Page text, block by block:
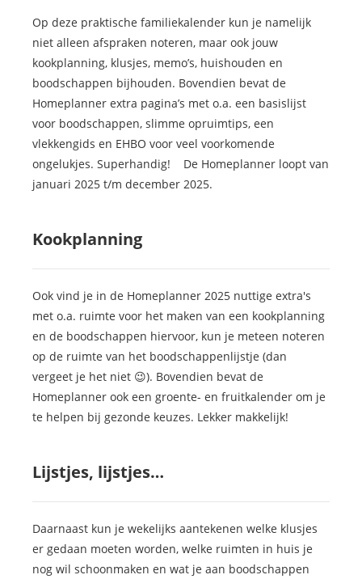
Op deze praktische familiekalender kun je namelijk
niet alleen afspraken noteren, maar ook jouw
kookplanning, klusjes, memo’s, huishouden en
boodschappen bijhouden. Bovendien bevat de
Homeplanner extra pagina’s met o.a. een basislijst
voor boodschappen, slimme opruimtips, een
vlekkengids en EHBO voor veel voorkomende
ongelukjes. Superhandig! De Homeplanner loopt van
januari 2025 t/m december 2025.
Kookplanning
Ook vind je in de Homeplanner 2025 nuttige extra's
met o.a. ruimte voor het maken van een kookplanning
en de boodschappen hiervoor, kun je meteen noteren
op de ruimte van het boodschappenlijstje (dan
vergeet je het niet 😉). Bovendien bevat de
Homeplanner ook een groente- en fruitkalender om je
te helpen bij gezonde keuzes. Lekker makkelijk!
Lijstjes, lijstjes…
Daarnaast kun je wekelijks aantekenen welke klusjes
er gedaan moeten worden, welke ruimten in huis je
nog wil schoonmaken en wat je aan boodschappen